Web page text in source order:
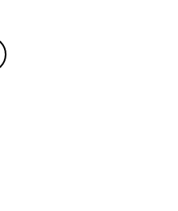
Disques compacts et
DVDs